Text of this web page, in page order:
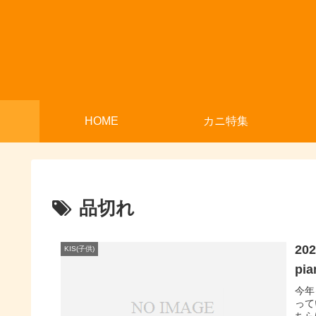
HOME カニ特集
品切れ
KIS(子供)
今
っ